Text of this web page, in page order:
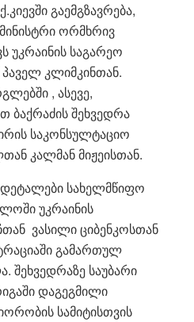
გაემგზავრება,
ორმხრივ
უკრაინის საგარეო
კლიმკინთან.
, ასევე,
ბაქრაძის შეხვედრა
საკონსულტაციო
კალმან მიჟეისთან.
სახელმწიფო
უკრაინის
ვასილი ციბენკოსთან
გამართულ
შეხვედრაზე საუბარი
დაგეგმილი
სამიტისთვის